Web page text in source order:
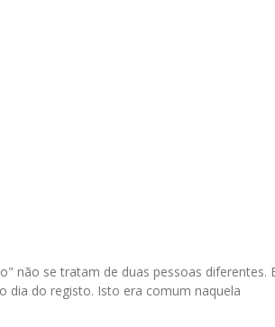
não se tratam de duas pessoas diferentes.
dia do registo. Isto era comum naquela